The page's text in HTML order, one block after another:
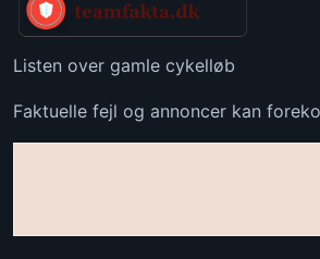
Listen over gamle cykelløb
Faktuelle fejl og annoncer kan